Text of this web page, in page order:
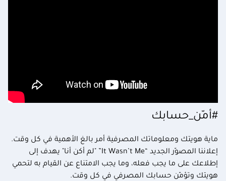
#أمّن_حسابك
ماية هويتك ومعلوماتك المصرفية أمر بالغ الأهمية في كل وقت.
إعلاننا المصوّر الجديد “It Wasn’t Me” "لم أكن أنا" يهدف إلى
إطلاعك على ما يجب فعله، وما يجب الامتناع عن القيام به لتحمي
هويتك وتؤمّن حسابك المصرفي في كل وقت.